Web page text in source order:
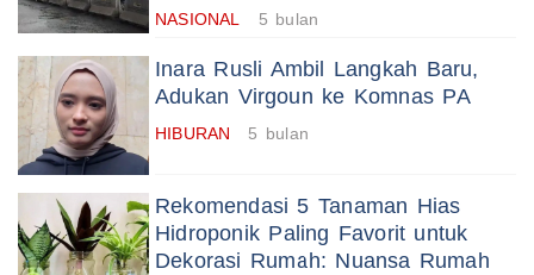
NASIONAL 5 bulan
Inara Rusli Ambil Langkah Baru,
Adukan Virgoun ke Komnas PA
HIBURAN 5 bulan
Rekomendasi 5 Tanaman Hias
Hidroponik Paling Favorit untuk
Dekorasi Rumah: Nuansa Rumah